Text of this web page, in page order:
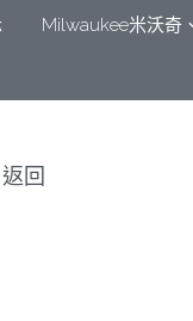
首頁 項目展示
日本ASADA水
返回